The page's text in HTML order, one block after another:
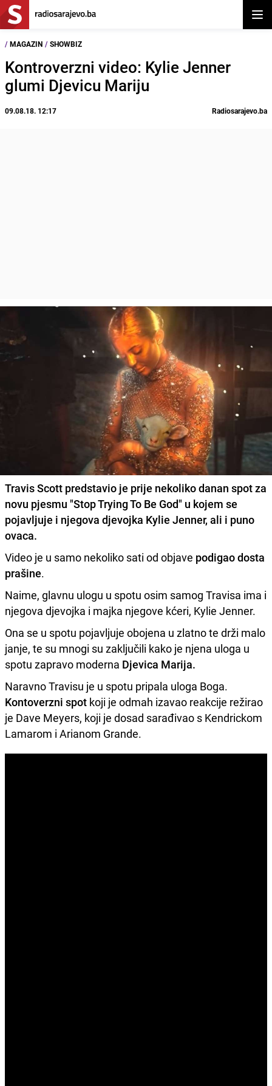
/ MAGAZIN / SHOWBIZ
Kontroverzni video: Kylie Jenner
glumi Djevicu Mariju
09.08.18. 12:17 Radiosarajevo.ba
Travis Scott predstavio je prije nekoliko danan spot za
novu pjesmu "Stop Trying To Be God" u kojem se
pojavljuje i njegova djevojka Kylie Jenner, ali i puno
ovaca.
Video je u samo nekoliko sati od objave podigao dosta
prašine.
Naime, glavnu ulogu u spotu osim samog Travisa ima i
njegova djevojka i majka njegove kćeri, Kylie Jenner.
Ona se u spotu pojavljuje obojena u zlatno te drži malo
janje, te su mnogi su zaključili kako je njena uloga u
spotu zapravo moderna Djevica Marija.
Naravno Travisu je u spotu pripala uloga Boga.
Kontoverzni spot koji je odmah izavao reakcije režirao
je Dave Meyers, koji je dosad sarađivao s Kendrickom
Lamarom i Arianom Grande.